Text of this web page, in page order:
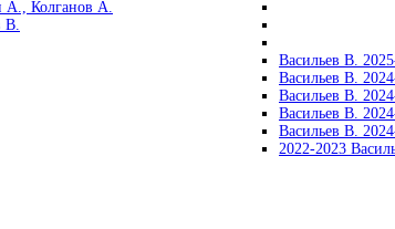
А., Колганов А.
В.
Васильев В.
Васильев В.
Васильев В.
Васильев В.
Васильев В.
2022-2023